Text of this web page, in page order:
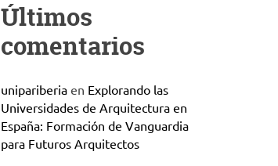
Últimos
comentarios
unipariberiaen Explorando las
Universidades de Arquitectura en
España: Formación de Vanguardia
para Futuros Arquitectos